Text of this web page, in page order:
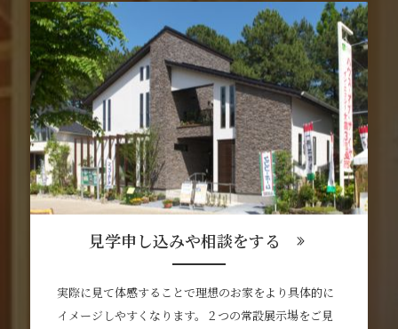
見学申し込みや相談をする
実際に見て体感することで理想のお家をより具体的に
イメージしやすくなります。２つの常設展示場をご見